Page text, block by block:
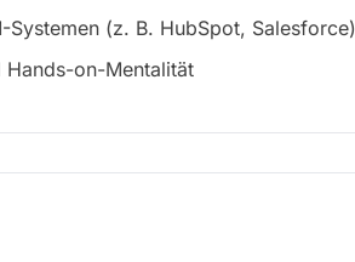
Systemen (z. B. HubSpot, Salesforce)
Hands-on-Mentalität